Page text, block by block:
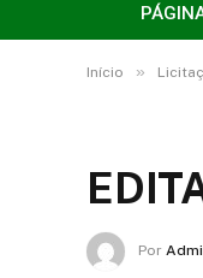
Início »
Por